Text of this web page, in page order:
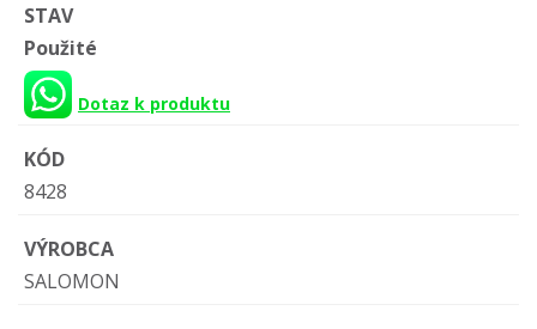
STAV
Použité
Dotaz k produktu
KÓD
8428
VÝROBCA
SALOMON